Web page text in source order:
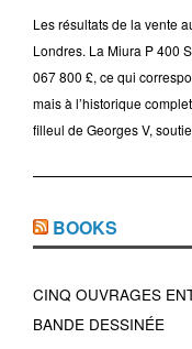
Les résultats de la vente
Londres. La Miura P 400
067 800 £, ce qui
mais à l’historique
filleul de Georges V,
BOOKS
CINQ OUVRAGES
BANDE DESSINÉE